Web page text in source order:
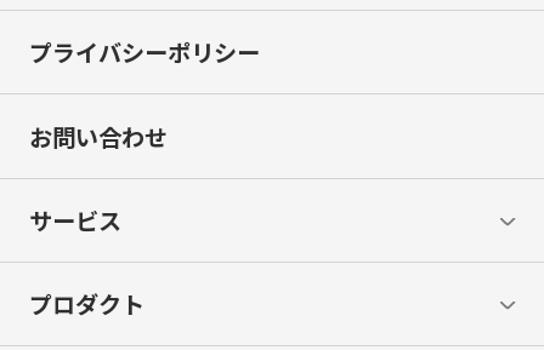
プライバシーポリシー
お問い合わせ
サービス
プロダクト